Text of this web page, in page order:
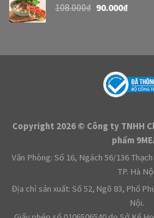
108.000₫ 90.000₫
Copyright 2026 © Công ty TNHH
phẩm
Văn Phòng: Số 16, Ngách 56/136
TP. Hà
Địa chỉ sản xuất: Số 52, Ngõ 83, Phố
Nội.